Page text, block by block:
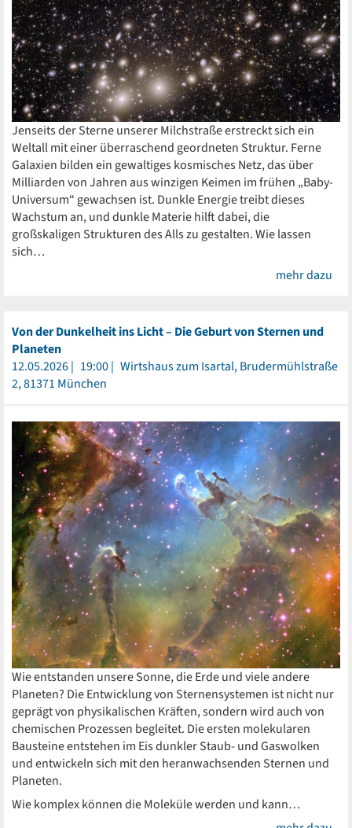
Jenseits der Sterne unserer Milchstraße erstreckt sich ein
Weltall mit einer überraschend geordneten Struktur. Ferne
Galaxien bilden ein gewaltiges kosmisches Netz, das über
Milliarden von Jahren aus winzigen Keimen im frühen „Baby-
Universum“ gewachsen ist. Dunkle Energie treibt dieses
Wachstum an, und dunkle Materie hilft dabei, die
großskaligen Strukturen des Alls zu gestalten. Wie lassen
sich…
mehr dazu
Von der Dunkelheit ins Licht – Die Geburt von Sternen und
Planeten
12.05.2026
19:00
Wirtshaus zum Isartal, Brudermühlstraße
2, 81371 München
Wie entstanden unsere Sonne, die Erde und viele andere
Planeten? Die Entwicklung von Sternensystemen ist nicht nur
geprägt von physikalischen Kräften, sondern wird auch von
chemischen Prozessen begleitet. Die ersten molekularen
Bausteine entstehen im Eis dunkler Staub- und Gaswolken
und entwickeln sich mit den heranwachsenden Sternen und
Planeten.
Wie komplex können die Moleküle werden und kann…